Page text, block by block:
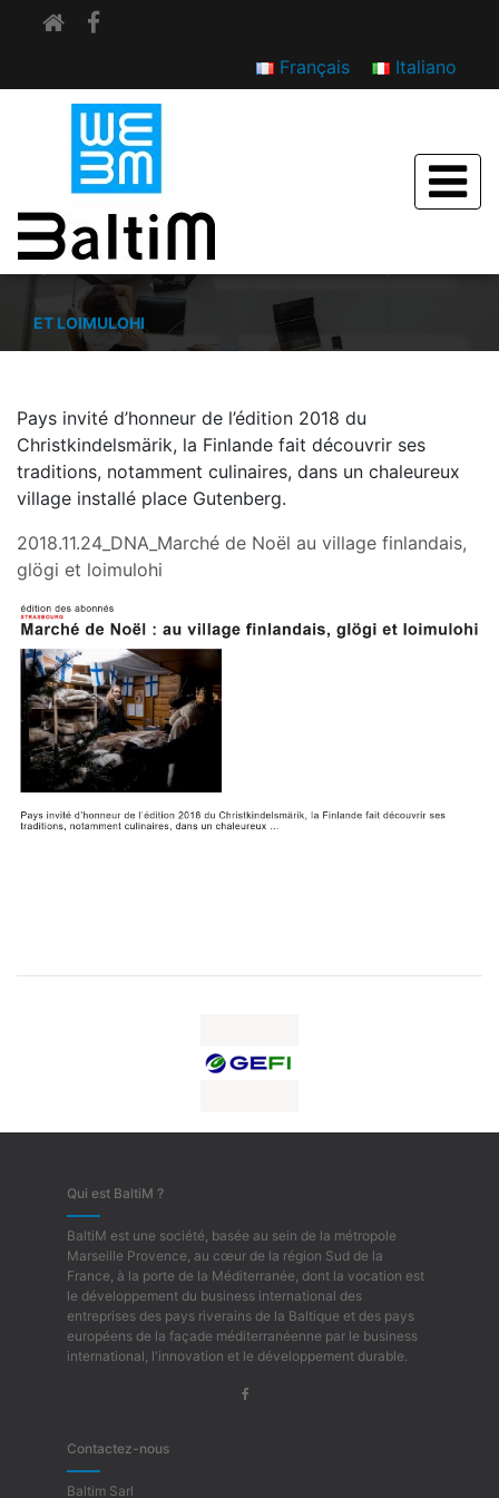
Français Italiano
REVUE DE PRESSE
ET LOIMULOHI
Pays invité d’honneur de l’édition 2018 du
Christkindelsmärik, la Finlande fait découvrir ses
traditions, notamment culinaires, dans un chaleureux
village installé place Gutenberg.
2018.11.24_DNA_Marché de Noël au village finlandais,
glögi et loimulohi
Qui est BaltiM ?
BaltiM est une société, basée au sein de la métropole
Marseille Provence, au cœur de la région Sud de la
France, à la porte de la Méditerranée, dont la vocation est
le développement du business international des
entreprises des pays riverains de la Baltique et des pays
européens de la façade méditerranéenne par le business
international, l'innovation et le développement durable.
Contactez-nous
Baltim Sarl